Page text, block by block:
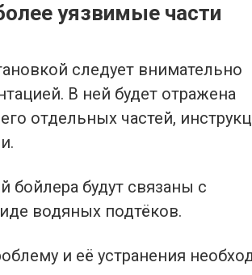
уязвимые части
следует внимательно
В ней будет отражена
отдельных частей,
будут связаны с
водяных подтёков.
и её устранения